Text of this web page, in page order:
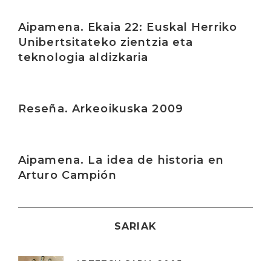
Aipamena. Ekaia 22: Euskal Herriko
Unibertsitateko zientzia eta
teknologia aldizkaria
Reseña. Arkeoikuska 2009
Aipamena. La idea de historia en
Arturo Campión
SARIAK